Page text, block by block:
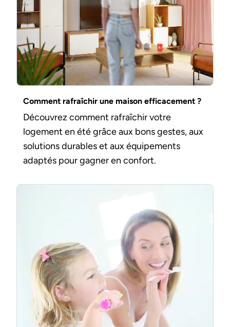
Comment rafraîchir une maison efficacement ?
Découvrez comment rafraîchir votre
logement en été grâce aux bons gestes, aux
solutions durables et aux équipements
adaptés pour gagner en confort.